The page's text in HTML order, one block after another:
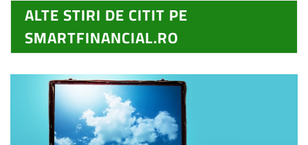
ALTE STIRI DE CITIT PE
SMARTFINANCIAL.RO